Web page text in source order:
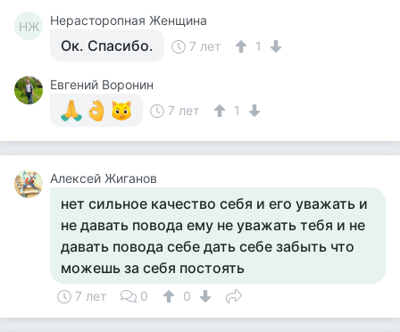
НЖ Нерасторопная Женщина
Ок. Спасибо. 7 лет 1
Евгений Воронин
7 лет
1
Алексей Жиганов
нет сильное качество себя и его уважать и
не давать повода ему не уважать тебя и не
давать повода себе дать себе забыть что
можешь за себя постоять
7 лет 0 0